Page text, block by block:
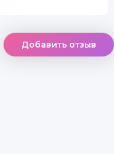
Добавить отзыв